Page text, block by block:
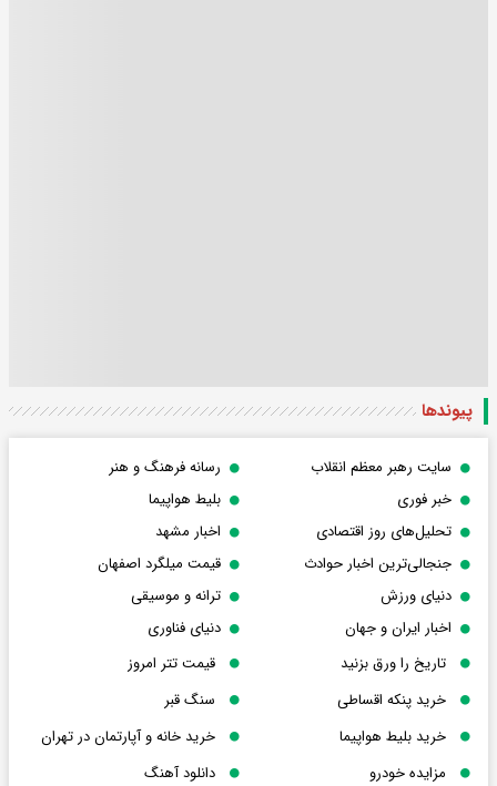
پیوندها
سایت رهبر معظم انقلاب
رسانه فرهنگ و هنر
خبر فوری
بلیط هواپیما
تحلیل‌های روز اقتصادی
اخبار مشهد
جنجالی‌ترین اخبار حوادث
قیمت میلگرد اصفهان
دنیای ورزش
ترانه و موسیقی
اخبار ایران و جهان
دنیای فناوری
تاریخ را ورق بزنید
قیمت تتر امروز
خرید پنکه اقساطی
سنگ قبر
خرید بلیط هواپیما
خرید خانه و آپارتمان در تهران
مزایده خودرو
دانلود آهنگ